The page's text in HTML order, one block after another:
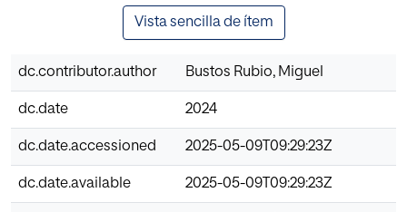
Vista sencilla de ítem
dc.contributor.author Bustos Rubio, Miguel
dc.date 2024
dc.date.accessioned 2025-05-09T09:29:23Z
dc.date.available 2025-05-09T09:29:23Z